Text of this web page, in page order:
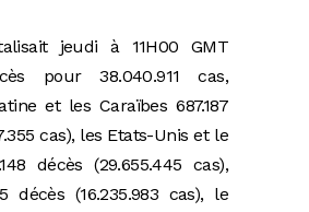
jeudi à 11H00 GMT
pour 38.040.911 cas,
et les Caraïbes 687.187
cas), les Etats-Unis et le
décès (29.655.445 cas),
décès (16.235.983 cas), le